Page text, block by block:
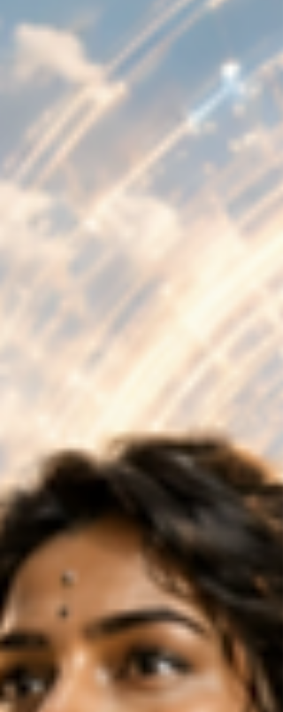
ঘূর্ণিতে তলিয়ে গেল, তারপর এক পলকের জন্য অন্ধ করে দেওয়া
জীবাণুমুক্ত সাদা আলো, আর তার পরক্ষণেই তারা এসে আছাড় খেল
দমবন্ধ করা, তপ্ত, ধূলিধূসর দুপুরের বুকে—যার বাতাসে ম